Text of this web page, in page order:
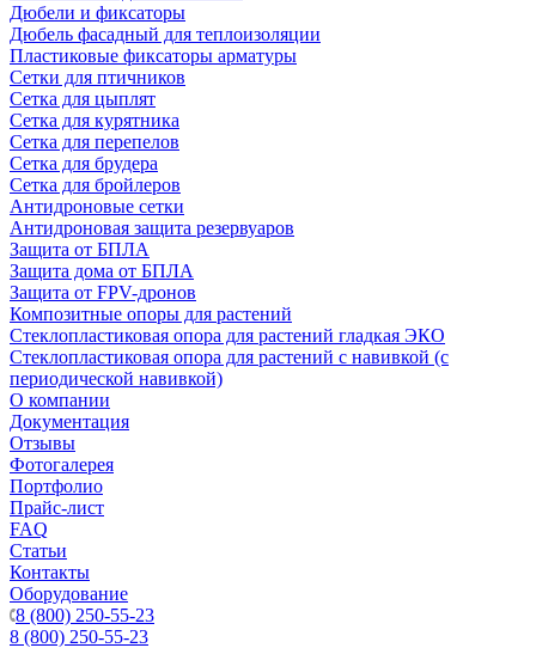
Дюбели и фиксаторы
Дюбель фасадный для теплоизоляции
Пластиковые фиксаторы арматуры
Сетки для птичников
Сетка для цыплят
Сетка для курятника
Сетка для перепелов
Сетка для брудера
Сетка для бройлеров
Антидроновые сетки
Антидроновая защита резервуаров
Защита от БПЛА
Защита дома от БПЛА
Защита от FPV-дронов
Композитные опоры для растений
Стеклопластиковая опора для растений гладкая ЭКО
Стеклопластиковая опора для растений с навивкой (с
периодической навивкой)
О компании
Документация
Отзывы
Фотогалерея
Портфолио
Прайс-лист
FAQ
Статьи
Контакты
Оборудование
8 (800) 250-55-23
8 (800) 250-55-23